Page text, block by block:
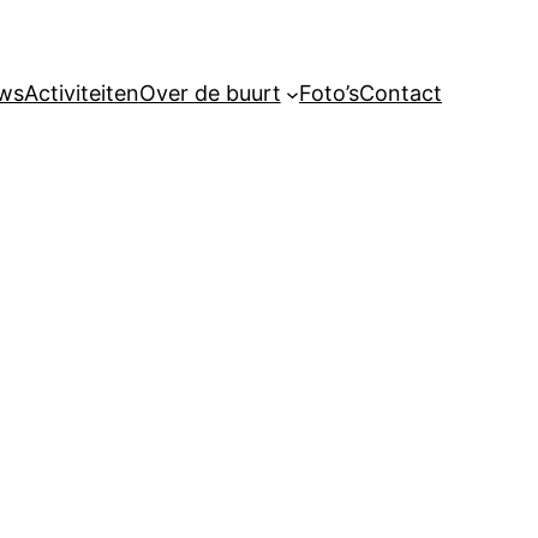
ActiviteitenOver de buurt Foto’sContact